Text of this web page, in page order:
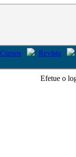
Revista
Efetue o